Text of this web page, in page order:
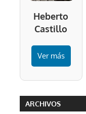
Heberto
Castillo
Ver más
ARCHIVOS